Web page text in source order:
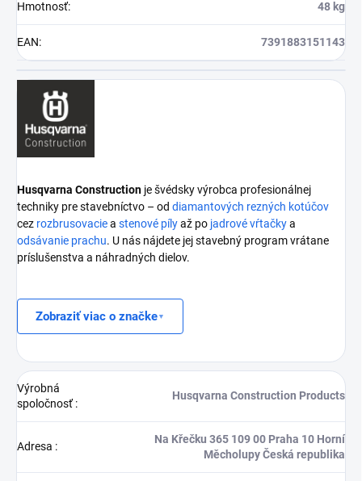
Hmotnosť: 48 kg
EAN: 7391883151143
Husqvarna Construction je švédsky výrobca profesionálnej
techniky pre stavebníctvo – od diamantových rezných kotúčov
cez rozbrusovaciea stenové pílyaž po jadrové vŕtačkya
odsávanie prachu. U nás nájdete jej stavebný program vrátane
príslušenstva a náhradných dielov.
Zobraziť viac o značke
Výrobná
spoločnosť:
Husqvarna Construction Products
Adresa :
Na Křečku 365 109 00 Praha 10 Horní
Měcholupy Česká republika